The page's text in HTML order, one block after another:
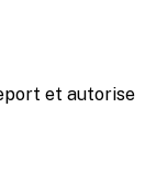
et autorise